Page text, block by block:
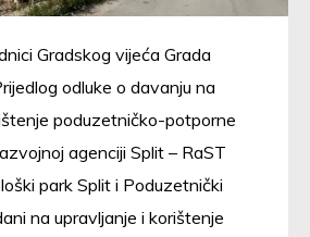
Gradskog vijeća Grada
odluke o davanju na
poduzetničko-potporne
agenciji Split – RaST
park Split i Poduzetnički
na upravljanje i korištenje